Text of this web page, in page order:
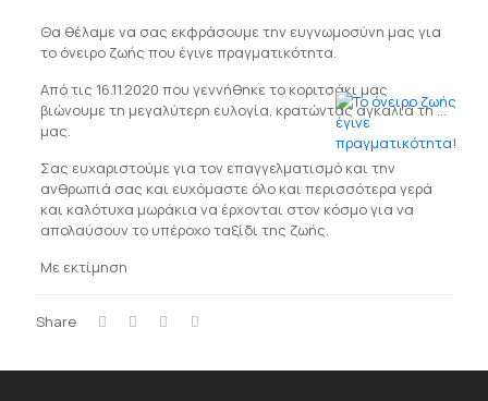
Θα θέλαμε να σας εκφράσουμε την ευγνωμοσύνη μας για
το όνειρο ζωής που έγινε πραγματικότητα.
Από τις 16.11.2020 που γεννήθηκε το κοριτσάκι μας
βιώνουμε τη μεγαλύτερη ευλογία, κρατώντας αγκαλιά τη …
μας.
Σας ευχαριστούμε για τον επαγγελματισμό και την
ανθρωπιά σας και ευχόμαστε όλο και περισσότερα γερά
και καλότυχα μωράκια να έρχονται στον κόσμο για να
απολαύσουν το υπέροχο ταξίδι της ζωής.
Με εκτίμηση
Share